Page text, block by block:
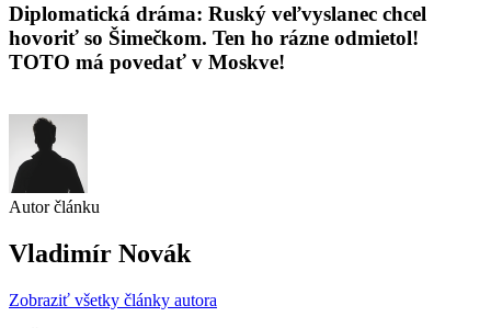
Diplomatická dráma: Ruský veľvyslanec chcel
hovoriť so Šimečkom. Ten ho rázne odmietol!
TOTO má povedať v Moskve!
Autor článku
Vladimír Novák
Zobraziť všetky články autora